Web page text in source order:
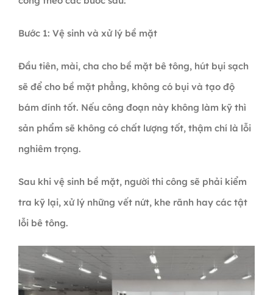
Bước 1: Vệ sinh và xử lý bề mặt
Đầu tiên, mài, cha cho bề mặt bê tông, hút bụi sạch
sẽ để cho bề mặt phẳng, không có bụi và tạo độ
bám dính tốt. Nếu công đoạn này không làm kỹ thì
sản phẩm sẽ không có chất lượng tốt, thậm chí là lỗi
nghiêm trọng.
Sau khi vệ sinh bề mặt, người thi công sẽ phải kiểm
tra kỹ lại, xử lý những vết nứt, khe rãnh hay các tật
lỗi bê tông.